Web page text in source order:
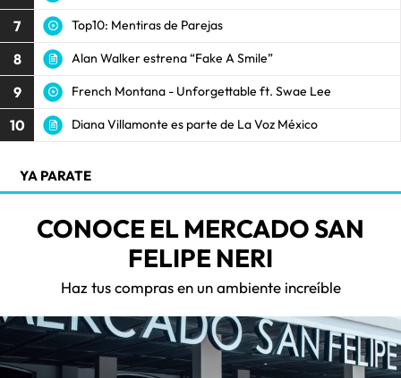
7 Top10: Mentiras de Parejas
8 Alan Walker estrena “Fake A Smile”
9 French Montana - Unforgettable ft. Swae Lee
10 Diana Villamonte es parte de La Voz México
YA PARATE
CONOCE EL MERCADO SAN
FELIPE NERI
Haz tus compras en un ambiente increíble